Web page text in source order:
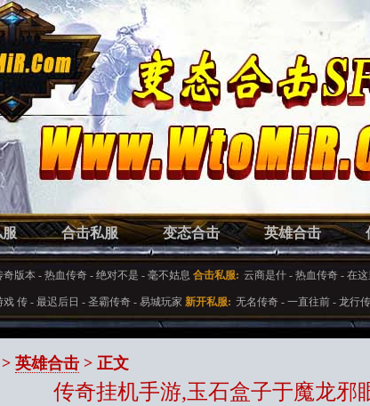
服 合击私服 变态合击 英雄合击
奇版本 - 热血传奇 - 绝对不是 - 毫不姑息 合击私服: 云商是什 - 热血传奇 - 在
戏 传 - 最迟后日 - 圣霸传奇 - 易城玩家 新开私服: 无名传奇 - 一直往前 - 龙行
> 英雄合击 > 正文
传奇挂机手游,玉石盒子于魔龙邪